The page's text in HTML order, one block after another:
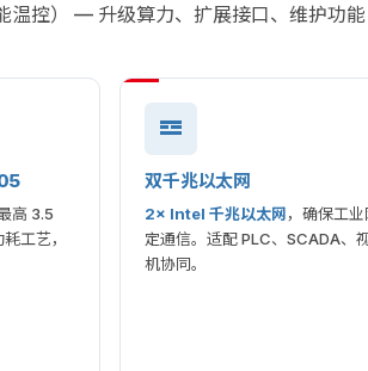
控） — 升级算力、扩展接口、维护功能
高 3.5
工艺，
双千兆以太网
2× Intel 千兆以太网，确保工
定通信。适配 PLC、SCADA、
机协同。